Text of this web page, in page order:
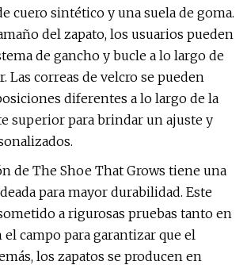
cuero sintético y una suela de goma.
del zapato, los usuarios pueden
de gancho y bucle a lo largo de
Las correas de velcro se pueden
diferentes a lo largo de la
superior para brindar un ajuste y
de The Shoe That Grows tiene una
para mayor durabilidad. Este
a rigurosas pruebas tanto en
campo para garantizar que el
los zapatos se producen en